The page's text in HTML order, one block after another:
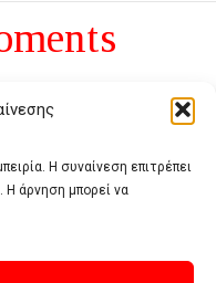
Η συναίνεση επιτρέπει
Η άρνηση μπορεί να
είναι το αντίθετο της